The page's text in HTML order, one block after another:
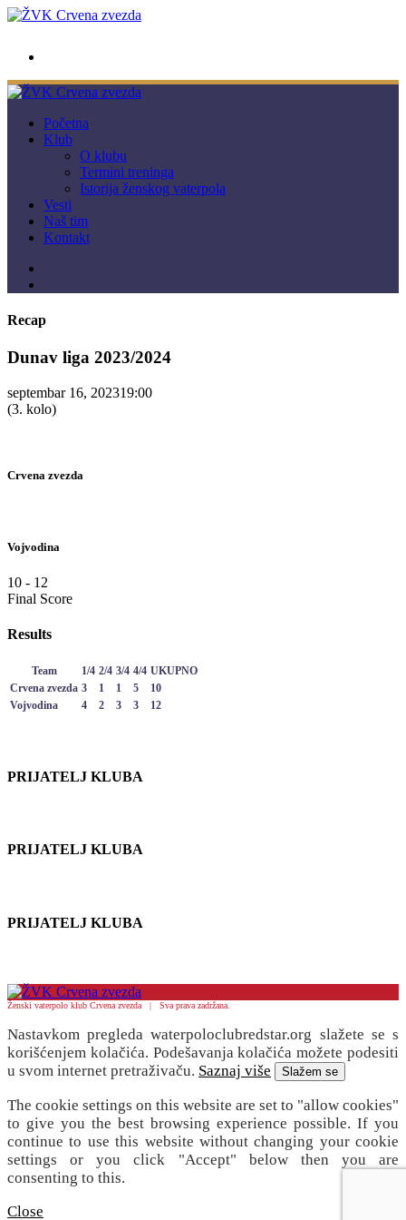
Početna
Klub
O klubu
Termini treninga
Istorija ženskog vaterpola
Vesti
Naš tim
Kontakt
Recap
Dunav liga 2023/2024
septembar 16, 202319:00
(3. kolo)
Crvena zvezda
Vojvodina
10 - 12
Final Score
Results
Team 1/4 2/4 3/4 4/4 UKUPNO
Crvena zvezda 3 1 1 5
10
Vojvodina
4 2 3 3 12
PRIJATELJ KLUBA
PRIJATELJ KLUBA
PRIJATELJ KLUBA
Ženski vaterpolo klub Crvena zvezda | Sva prava zadržana.
Nastavkom pregleda waterpoloclubredstar.org slažete se s
korišćenjem kolačića. Podešavanja kolačića možete podesiti
u svom internet pretraživaču. Saznaj više Slažem se
The cookie settings on this website are set to "allow cookies"
to give you the best browsing experience possible. If you
continue to use this website without changing your cookie
settings or you click "Accept" below then you are
consenting to this.
Close